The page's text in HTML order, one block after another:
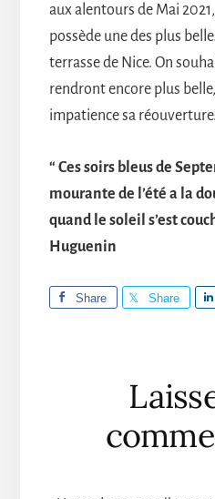
aux alentours de Mai
possède une des plus
terrasse de Nice. On
rendront encore plus
impatience sa réouverture.
“ Ces soirs bleus de
mourante de l’été a la
quand le soleil s’est
Huguenin
Share Share
Interactions
lecteur